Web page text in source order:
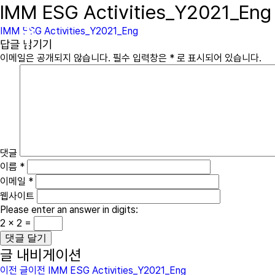
Inc.
IMM ESG Activities_Y2021_Eng
IMM ESG Activities_Y2021_Eng
답글 남기기
이메일은 공개되지 않습니다. 필수 입력창은 * 로 표시되어 있습니다.
댓글
이름 *
이메일 *
웹사이트
Please enter an answer in digits:
2 × 2 =
글 내비게이션
이전 글이전 IMM ESG Activities_Y2021_Eng